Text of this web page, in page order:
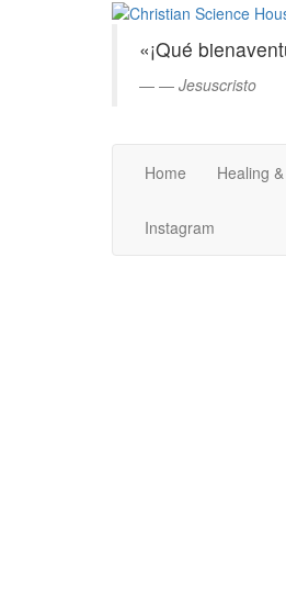
Christian
Science
Houston
Area
«¡Qué
— Jesuscristo
Home Healing
Instagram